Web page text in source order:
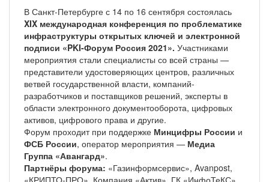
В Санкт-Петербурге с 14 по 16 сентября состоялась
XIX международная конференция по проблематике
инфраструктуры открытых ключей и электронной
подписи «PKI-Форум Россия 2021». Участниками
мероприятия стали специалисты со всей страны —
представители удостоверяющих центров, различных
ветвей государственной власти, компаний-
разработчиков и поставщиков решений, эксперты в
области электронного документооборота, цифровых
активов, цифрового права и другие.
Форум проходит при поддержке Минцифры России и
ФСБ России, оператор мероприятия — Медиа
Группа «Авангард».
Партнёры форума: «Газинформсервис», Avanpost,
«КРИПТО-ПРО», Компания «Актив», ГК «ИнфоТеКС».